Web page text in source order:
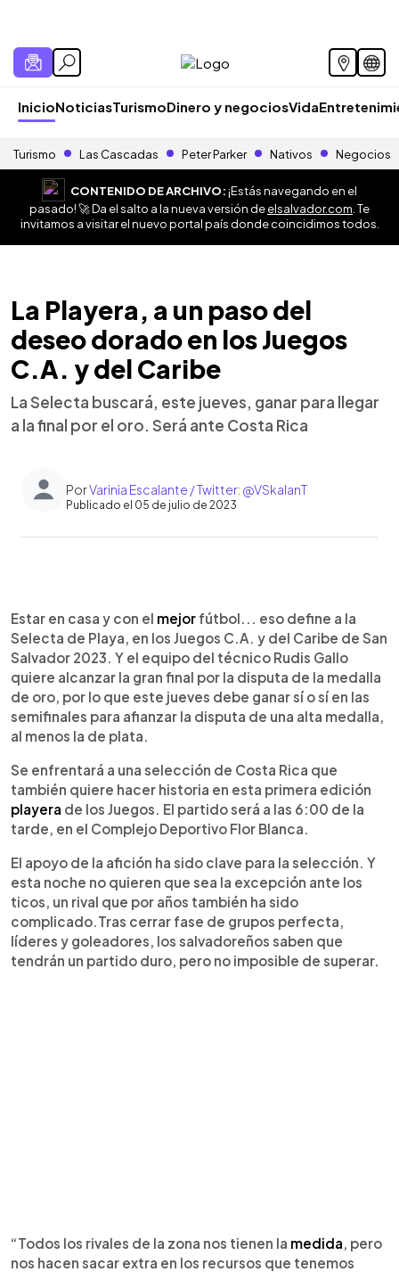
InicioNoticiasTurismoDinero y negociosVida
Turismo Las Cascadas Peter Parker Nativos Negocios
CONTENIDO DE ARCHIVO:¡Estás navegando en el
pasado! 🚀 Da el salto a la nueva versión deelsalvador.com . Te
invitamos a visitar el nuevo portal país donde coincidimos todos.
La Playera, a un paso del
deseo dorado en los Juegos
C.A. y del Caribe
La Selecta buscará, este jueves, ganar para llegar
a la final por el oro. Será ante Costa Rica
PorVarinia Escalante / Twitter: @VSkalanT
Publicado el 05 de julio de 2023
Escuchar artículo
Estar en casa y con el mejor fútbol... eso define a la
Selecta de Playa, en los Juegos C.A. y del Caribe de San
Salvador 2023. Y el equipo del técnico Rudis Gallo
quiere alcanzar la gran final por la disputa de la medalla
de oro, por lo que este jueves debe ganar sí o sí en las
semifinales para afianzar la disputa de una alta medalla,
al menos la de plata.
Se enfrentará a una selección de Costa Rica que
también quiere hacer historia en esta primera edición
playera de los Juegos. El partido será a las 6:00 de la
tarde, en el Complejo Deportivo Flor Blanca.
El apoyo de la afición ha sido clave para la selección. Y
esta noche no quieren que sea la excepción ante los
ticos, un rival que por años también ha sido
complicado.Tras cerrar fase de grupos perfecta,
líderes y goleadores, los salvadoreños saben que
tendrán un partido duro, pero no imposible de superar.
“Todos los rivales de la zona nos tienen la medida, pero
nos hacen sacar extra en los recursos que tenemos